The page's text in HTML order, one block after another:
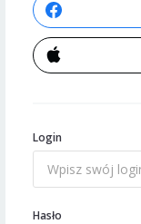
Login
Hasło